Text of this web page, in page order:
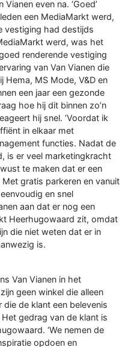
even na. ‘Goed’
een MediaMarkt werd,
vestiging had destijds
werd, was het
renderende vestiging
van Van Vianen die
Hema, MS Mode, V&D en
een jaar een gezonde
hoe hij dit binnen zo’n
hij snel. ‘Voordat ik
in elkaar met
functies. Nadat de
is er veel marketingkracht
te maken dat er een
gratis parkeren en vanuit
en snel
aan dat er nog een
Heerhugowaard zit, omdat
die niet weten dat er in
is.
Van Vianen in het
geen winkel die alleen
de klant een belevenis
gedrag van de klant is
‘We nemen de
opdoen en